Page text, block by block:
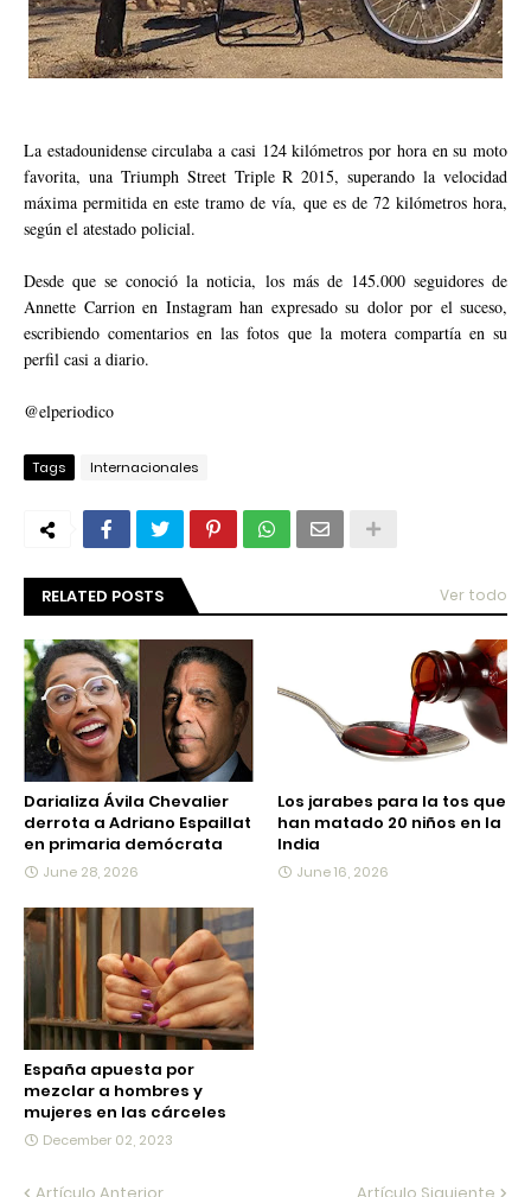
La estadounidense circulaba a casi 124 kilómetros por hora en su moto
favorita, una Triumph Street Triple R 2015, superando la velocidad
máxima permitida en este tramo de vía, que es de 72 kilómetros hora,
según el atestado policial.
Desde que se conoció la noticia, los más de 145.000 seguidores de
Annette Carrion en Instagram han expresado su dolor por el suceso,
escribiendo comentarios en las fotos que la motera compartía en su
perfil casi a diario.
@elperiodico
Tags Internacionales
RELATED POSTS Ver todo
Darializa Ávila Chevalier
derrota a Adriano Espaillat
en primaria demócrata
June 28, 2026
Los jarabes para la tos que
han matado 20 niños en la
India
June 16, 2026
España apuesta por
mezclar a hombres y
mujeres en las cárceles
December 02, 2023